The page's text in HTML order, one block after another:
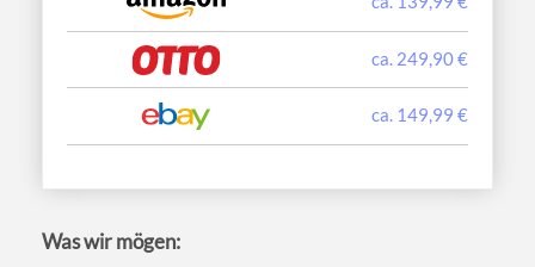
ca. 249,90 €
ca. 149,99 €
Was wir mögen: